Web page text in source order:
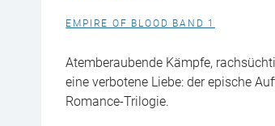
EMPIRE OF BLOOD BAND 1
Atemberaubende Kämpfe,
eine verbotene Liebe: der epische
Romance-Trilogie.